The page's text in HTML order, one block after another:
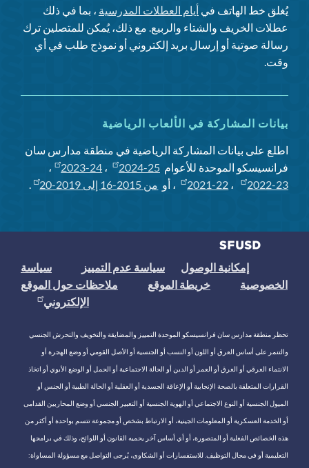
يُغلق خط الهاتف في أيام العطلات المدرسية ، بما في ذلك
عطلات الخريف والشتاء والربيع. مع ذلك، يُمكن للمتصلين ترك
رسالة صوتية أو إرسال بريد إلكتروني أو نموذج طلب في أي
وقت.
بيانات المشاركة في الألعاب الرياضية
اطلع على بيانات المشاركة الرياضية في منطقة مدارس سان
فرانسيسكو الموحدة للأعوام 2024-25 ، 2023-24
،
2022-23
، 2021-22 ، أو من 2015-16 إلى 2019-20 .
إمكانية الوصول سياسة عدم التمييز
سياسة
الخصوصية
خريطة الموقع
ملاحظات حول الموقع
الإلكتروني
تحظر منطقة مدارس سان فرانسيسكو الموحدة التمييز والمضايقة والتخويف والتحرش الجنسي
والتنمر على أساس العرق أو اللون أو النسب أو الجنسية أو الأصل القومي أو وضع الهجرة أو
الانتماء العرقي أو العرق أو العمر أو الدين أو الحالة الاجتماعية أو الحمل أو الوضع الأبوي أو اتخاذ
القرارات المتعلقة بالصحة الإنجابية أو الإعاقة الجسدية أو العقلية أو الحالة الطبية أو الجنس أو
الميول الجنسية أو النوع الاجتماعي أو الهوية الجنسية أو التعبير الجنسي أو وضع المحاربين القدامى
أو الخدمة العسكرية أو المعلومات الجينية، أو الارتباط بشخص أو مجموعة تتسم بواحدة أو أكثر من
هذه الخصائص الفعلية أو المتصورة، أو أي أساس آخر يحميه القانون أو اللوائح، وذلك في برامجها
التعليمية أو في مجال التوظيف. للاستفسارات أو الشكاوى، يُرجى التواصل مع مسؤولة المساواة: